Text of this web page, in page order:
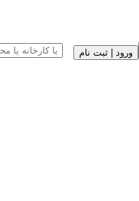
ورود | ثبت نام